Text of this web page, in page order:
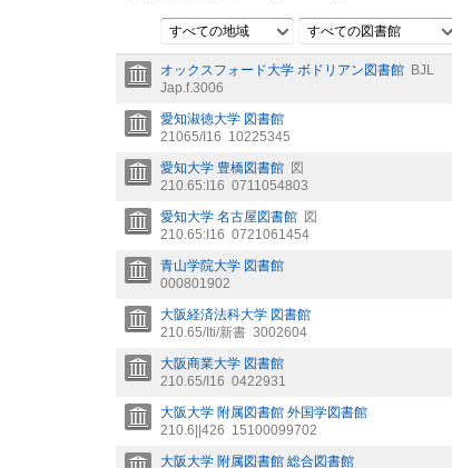
すべての地域 すべての図書館
オックスフォード大学 ボドリアン図書館 BJL
Jap.f.3006
愛知淑徳大学 図書館
21065/I16 10225345
愛知大学 豊橋図書館 図
210.65:I16 0711054803
愛知大学 名古屋図書館 図
210.65:I16 0721061454
青山学院大学 図書館
000801902
大阪経済法科大学 図書館
210.65/Iti/新書 3002604
大阪商業大学 図書館
210.65/I16 0422931
大阪大学 附属図書館 外国学図書館
210.6||426 15100099702
大阪大学 附属図書館 総合図書館